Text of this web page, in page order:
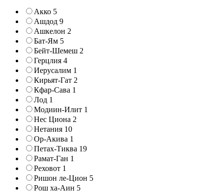
Акко 5
Ашдод 9
Ашкелон 2
Бат-Ям 5
Бейт-Шемеш 2
Герцлия 4
Иерусалим 1
Кирьят-Гат 2
Кфар-Сава 1
Лод 1
Модиин-Илит 1
Нес Циона 2
Нетания 10
Ор-Акива 1
Петах-Тиква 19
Рамат-Ган 1
Реховот 1
Ришон ле-Цион 5
Рош ха-Аин 5